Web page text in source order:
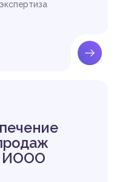
товаров за 2015 г
показателей хле
ИООО